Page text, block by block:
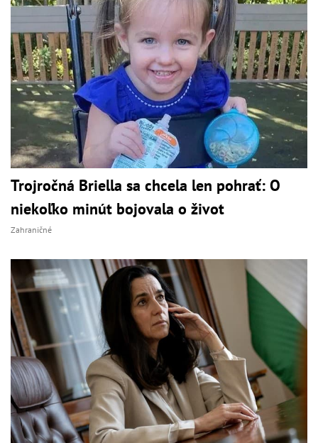
Trojročná Briella sa chcela len pohrať: O
niekoľko minút bojovala o život
Zahraničné